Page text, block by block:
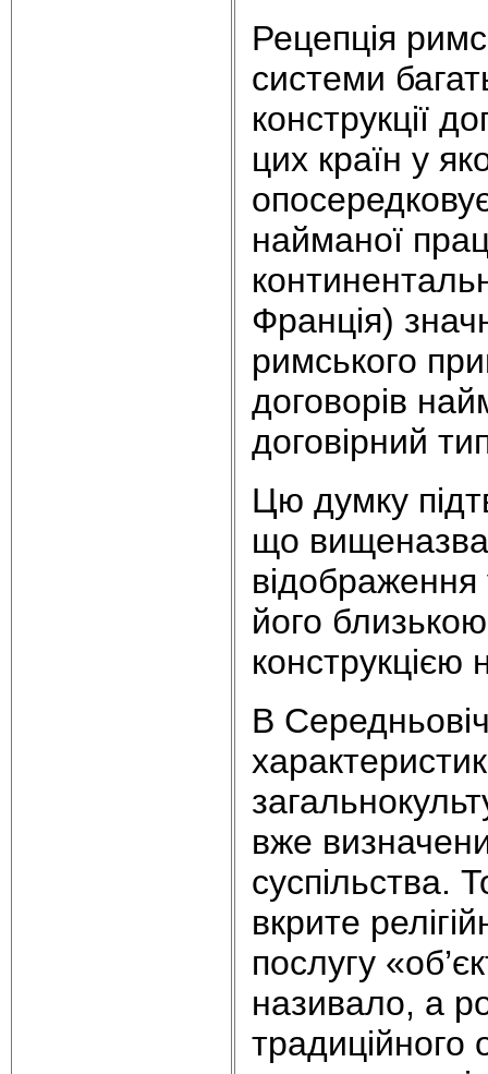
Рецепція
системи
конструкції
цих країн у
найманої
Франція)
римського
договорів
договірний
Цю думку
що
відображення
його
В
вже
суспільства.
вкрите
послугу
називало, а
традиційного